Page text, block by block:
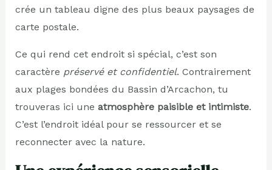
crée un tableau digne des plus beaux paysages de
carte postale.
Ce qui rend cet endroit si spécial, c’est son
caractère préservé et confidentiel. Contrairement
aux plages bondées du Bassin d’Arcachon, tu
trouveras ici une atmosphère paisible et intimiste.
C’est l’endroit idéal pour se ressourcer et se
reconnecter avec la nature.